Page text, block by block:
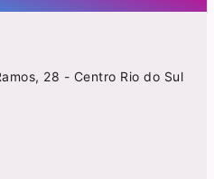
28 - Centro Rio do Sul